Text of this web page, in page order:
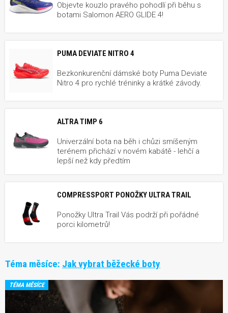
Objevte kouzlo pravého pohodlí při běhu s
botami Salomon AERO GLIDE 4!
PUMA DEVIATE NITRO 4
Bezkonkurenční dámské boty Puma Deviate
Nitro 4 pro rychlé tréninky a krátké závody.
ALTRA TIMP 6
Univerzální bota na běh i chůzi smíšeným
terénem přichází v novém kabátě - lehčí a
lepší než kdy předtím
COMPRESSPORT PONOŽKY ULTRA TRAIL
Ponožky Ultra Trail Vás podrží při pořádné
porci kilometrů!
Téma měsíce: Jak vybrat běžecké boty
TÉMA MĚSÍCE